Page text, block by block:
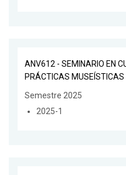
ANV612 - SEMINARIO EN
PRÁCTICAS MUSEÍSTICAS
Semestre 2025
2025-1